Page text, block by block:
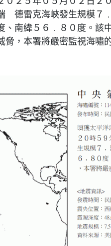
德雷克海峽發生規模７
、南緯５６﹒８０度。該
脅，本署將嚴密監視海嘯